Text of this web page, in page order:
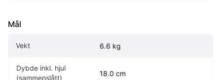
Mål
Vekt 6.6 kg
Dybde inkl. hjul
(sammenslått)
18.0 cm